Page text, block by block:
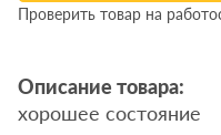
Проверить товар на
Описание товара:
хорошее состояние